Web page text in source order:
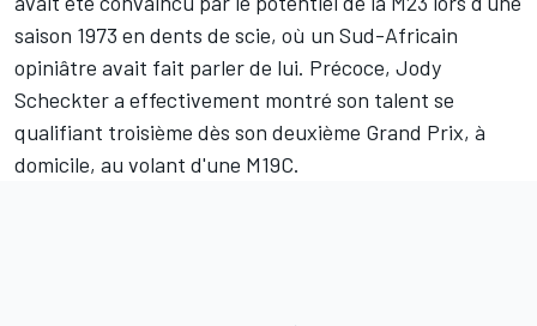
saison 1973 en dents de scie, où un Sud-Africain
opiniâtre avait fait parler de lui. Précoce, Jody
Scheckter a effectivement montré son talent se
qualifiant troisième dès son deuxième Grand Prix, à
domicile, au volant d'une M19C.